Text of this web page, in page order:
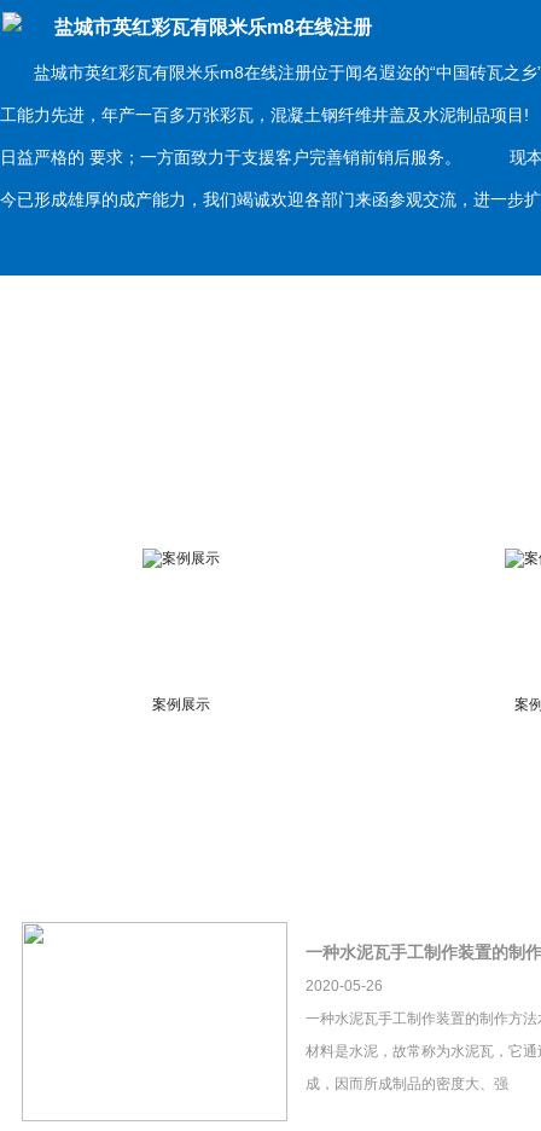
盐城市英红彩瓦有限米乐m8在线注册
盐城市英红彩瓦有限米乐m8在线注册位于闻名遐迩的“中国砖瓦之乡
工能力先进，年产一百多万张彩瓦，混凝土钢纤维井盖及水泥制品项
日益严格的 要求；一方面致力于支援客户完善销前销后服务。 现本
今已形成雄厚的成产能力，我们竭诚欢迎各部门来函参观交流，进一
案例展示 案
一种水泥瓦手工制作装置的制
2020-05-26
一种水泥瓦手工制作装置的制作方
材料是水泥，故常称为水泥瓦，它
成，因而所成制品的密度大、强